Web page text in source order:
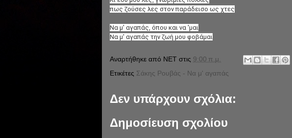
πως ζούσες λες στον παράδεισο ως χτες
Να μ' αγαπάς, όπου και να 'μαι
Να μ' αγαπάς την ζωή μου φοβάμαι
Αναρτήθηκε από NET στις 9:00 π.μ.
Ετικέτες Σάκης Ρουβάς - Να μ' αγαπάς
Δεν υπάρχουν σχόλια:
Δημοσίευση σχολίου